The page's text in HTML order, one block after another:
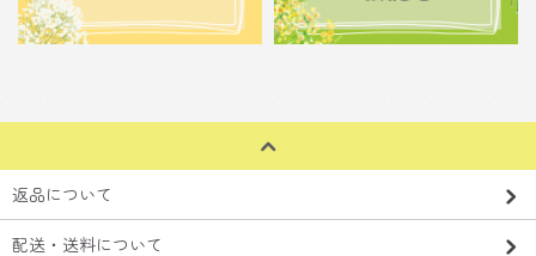
返品について
配送・送料について